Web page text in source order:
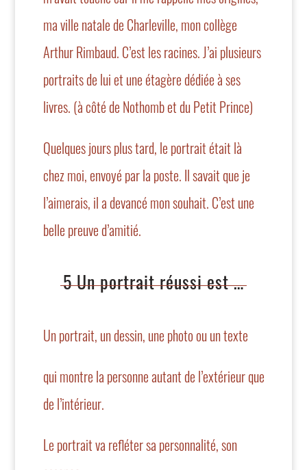
ma ville natale de Charleville, mon collège
Arthur Rimbaud. C’est les racines. J’ai plusieurs
portraits de lui et une étagère dédiée à ses
livres. (à côté de Nothomb et du Petit Prince)
Quelques jours plus tard, le portrait était là
chez moi, envoyé par la poste. Il savait que je
l’aimerais, il a devancé mon souhait. C’est une
belle preuve d’amitié.
5 Un portrait réussi est …
Un portrait, un dessin, une photo ou un texte
qui montre la personne autant de l’extérieur que
de l’intérieur.
Le portrait va refléter sa personnalité, son